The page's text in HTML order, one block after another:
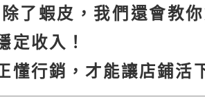
除了蝦皮，我們還會教
定收入！
懂行銷，才能讓店鋪活